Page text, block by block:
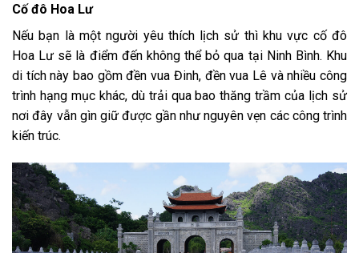
Cố đô Hoa Lư
Nếu bạn là một người yêu thích lịch sử thì khu vực cố đô
Hoa Lư sẽ là điểm đến không thể bỏ qua tại Ninh Bình. Khu
di tích này bao gồm đền vua Đinh, đền vua Lê và nhiều công
trình hạng mục khác, dù trải qua bao thăng trầm của lịch sử
nơi đây vẫn gìn giữ được gần như nguyên vẹn các công trình
kiến trúc.